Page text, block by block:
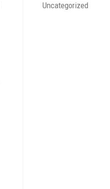
Uncategorized